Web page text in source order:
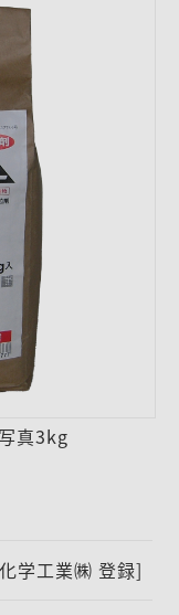
真3kg
学工業㈱ 登録]